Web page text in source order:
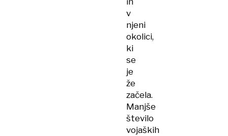
v
njeni
okolici,
ki
se
je
že
začela.
Manjše
število
vojaških